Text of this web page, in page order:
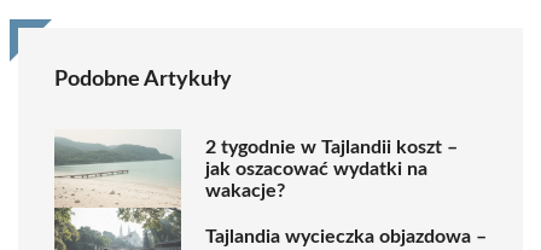
Podobne Artykuły
2 tygodnie w Tajlandii koszt –
jak oszacować wydatki na
wakacje?
Tajlandia wycieczka objazdowa –